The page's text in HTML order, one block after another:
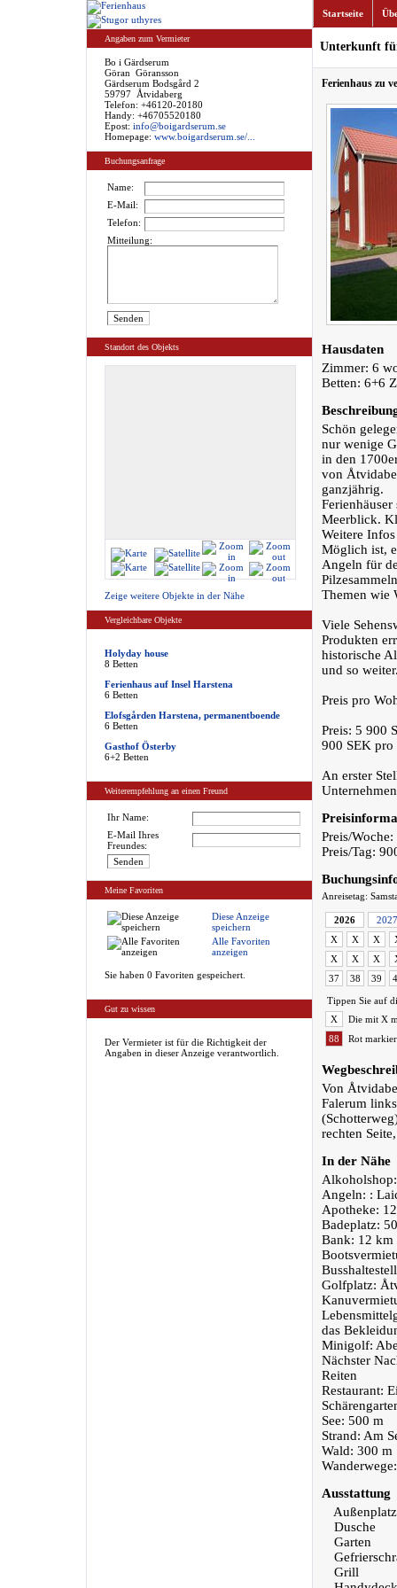
Angaben zum Vermieter
Bo i Gärdserum
Göran Göransson
Gärdserum Bodsgård 2
59797 Åtvidaberg
Telefon: +46120-20180
Handy: +46705520180
Epost: info@boigardserum.se
Homepage: www.boigardserum.se/...
Buchungsanfrage
Name:
E-Mail:
Telefon:
Mitteilung:
Standort des Objekts
Zeige weitere Objekte in der Nähe
Vergleichbare Objekte
Holyday house
8 Betten
Ferienhaus auf Insel Harstena
6 Betten
Elofsgården Harstena, permanentboende
6 Betten
Gasthof Österby
6+2 Betten
Weiterempfehlung an einen Freund
Ihr Name:
E-Mail Ihres
Freundes:
Meine Favoriten
Diese Anzeige
speichern
Alle Favoriten
anzeigen
Sie haben 0 Favoriten gespeichert.
Gut zu wissen
Der Vermieter ist für die Richtigkeit der
Angaben in dieser Anzeige verantwortlich.
Startseite
Unterkunft
Ferienhaus zu
Hausdaten
Zimmer: 6
Betten: 6+6
Schön
nur wenige
in den
von
ganzjährig.
Meerblick.
Weitere
Möglich ist,
Angeln für
Themen wie
Viele
Produkten
historische
und so
Preis pro
Preis: 5 900
900 SEK pro
An erster
Preis/
Preis/Tag:
Anreisetag:
2026
2027
X
X X
X
X X
37
38 39
Tippen Sie auf
X
Die mit X
88
Rot
Von
Falerum
rechten
In der Nähe
Angeln: :
Apotheke:
Badeplatz:
Bank: 12 km
Golfplatz:
das
Minigolf:
Nächster
Reiten
Restaurant:
See: 500 m
Strand: Am
Wald: 300 m
Ausstattung
Dusche
Garten
Grill